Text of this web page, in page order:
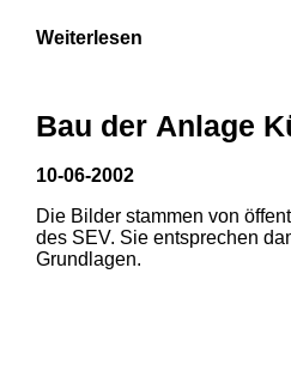
Weiterlesen
Bau der Anlage
10-06-2002
Die Bilder stammen von
des SEV. Sie entsprechen
Grundlagen.